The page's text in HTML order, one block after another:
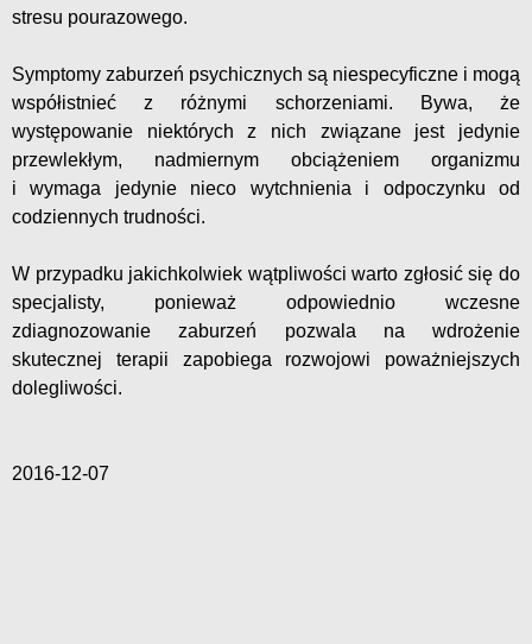
stresu pourazowego.
Symptomy zaburzeń psychicznych są niespecyficzne i mogą
współistnieć z różnymi schorzeniami. Bywa, że
występowanie niektórych z nich związane jest jedynie
przewlekłym, nadmiernym obciążeniem organizmu
i wymaga jedynie nieco wytchnienia i odpoczynku od
codziennych trudności.
W przypadku jakichkolwiek wątpliwości warto zgłosić się do
specjalisty, ponieważ odpowiednio wczesne
zdiagnozowanie zaburzeń pozwala na wdrożenie
skutecznej terapii zapobiega rozwojowi poważniejszych
dolegliwości.
2016-12-07